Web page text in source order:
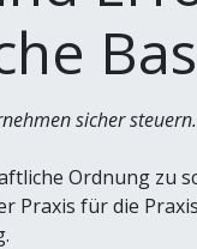
sicher
Ordnung zu
für die